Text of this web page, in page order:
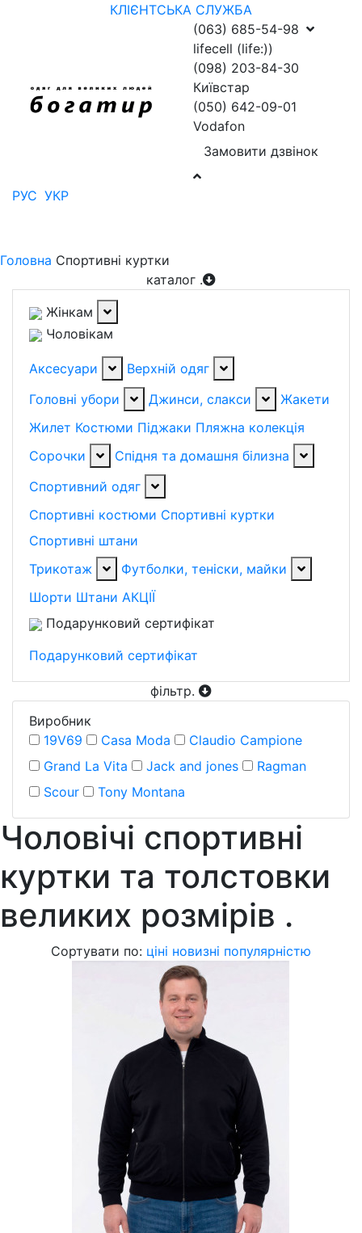
КЛІЄНТСЬКА СЛУЖБА
(063) 685-54-98
lifecell (life:))
(098) 203-84-30
Київстар
(050) 642-09-01
Vodafon
Замовити дзвінок
РУС УКР
Головна Спортивні куртки
каталог .
Жінкам
Чоловікам
Аксесуари
Верхній одяг
Головні убори
Джинси, слакси
Жакети
Жилет Костюми Піджаки Пляжна колекція
Сорочки
Спідня та домашня білизна
Спортивний одяг
Спортивні костюми Спортивні куртки
Спортивні штани
Трикотаж
Футболки, теніски, майки
Шорти Штани АКЦІЇ
Подарунковий сертифікат
Подарунковий сертифікат
фільтр.
Виробник
19V69
Casa Moda
Claudio Campione
Grand La Vita
Jack and jones
Ragman
Scour
Tony Montana
Чоловічі спортивні
куртки та толстовки
великих розмірів .
Сортувати по: ціні новизні популярністю